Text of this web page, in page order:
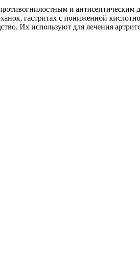
и антисептическим
гастритах с пониженной
Их используют для лечения